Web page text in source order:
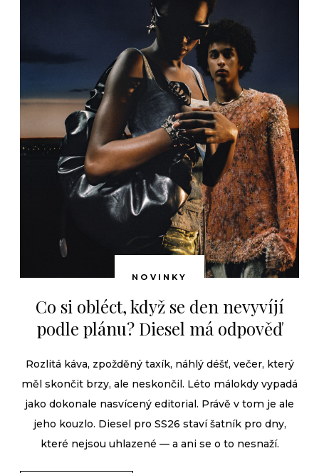
NOVINKY
Co si obléct, když se den nevyvíjí
podle plánu? Diesel má odpověď
Rozlitá káva, zpožděný taxík, náhlý déšť, večer, který
měl skončit brzy, ale neskončil. Léto málokdy vypadá
jako dokonale nasvícený editorial. Právě v tom je ale
jeho kouzlo. Diesel pro SS26 staví šatník pro dny,
které nejsou uhlazené — a ani se o to nesnaží.